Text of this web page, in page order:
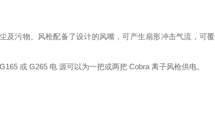
及污物。风枪配备了设计的风嘴，可产生扇形冲击气流，可覆
或 G265 电 源可以为一把或两把 Cobra 离子风枪供电。